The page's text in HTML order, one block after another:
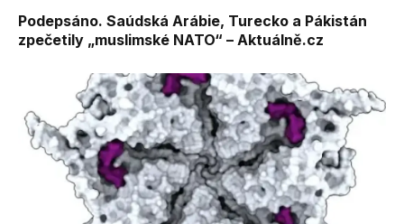
Podepsáno. Saúdská Arábie, Turecko a Pákistán
zpečetily „muslimské NATO“ – Aktuálně.cz